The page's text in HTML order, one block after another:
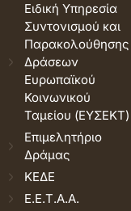
Ειδική Υπηρεσία
Συντονισμού και
Παρακολούθησης
Δράσεων
Ευρωπαϊκού
Κοινωνικού
Ταμείου (ΕΥΣΕΚΤ)
Επιμελητήριο
Δράμας
ΚΕΔΕ
Ε.Ε.Τ.Α.Α.